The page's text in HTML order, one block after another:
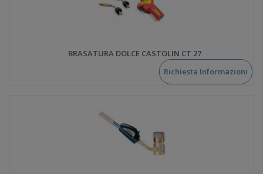
BRASATURA DOLCE CASTOLIN CT 27
Richiesta Informazioni